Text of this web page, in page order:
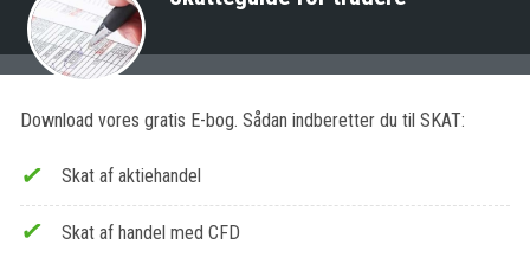
Download vores gratis E-bog. Sådan indberetter du til SKAT:
Skat af aktiehandel
Skat af handel med CFD